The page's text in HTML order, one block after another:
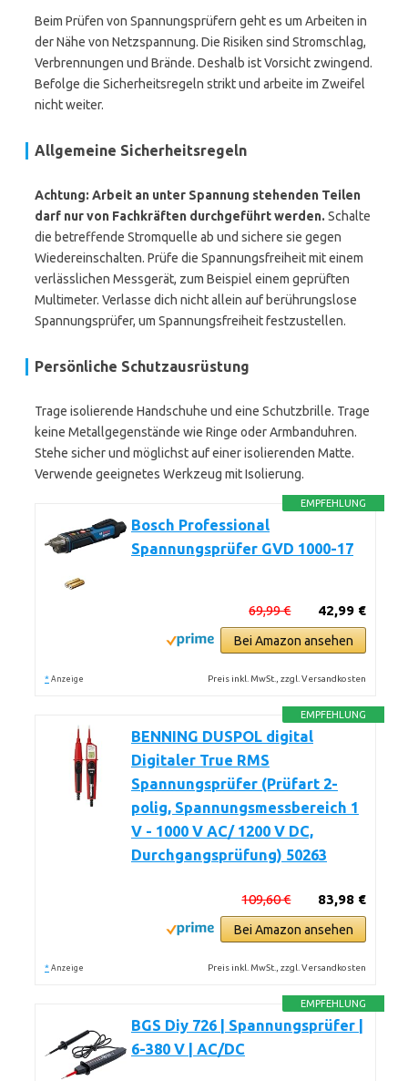
Beim Prüfen von Spannungsprüfern geht es um Arbeiten in
der Nähe von Netzspannung. Die Risiken sind Stromschlag,
Verbrennungen und Brände. Deshalb ist Vorsicht zwingend.
Befolge die Sicherheitsregeln strikt und arbeite im Zweifel
nicht weiter.
Allgemeine Sicherheitsregeln
Achtung: Arbeit an unter Spannung stehenden Teilen
darf nur von Fachkräften durchgeführt werden. Schalte
die betreffende Stromquelle ab und sichere sie gegen
Wiedereinschalten. Prüfe die Spannungsfreiheit mit einem
verlässlichen Messgerät, zum Beispiel einem geprüften
Multimeter. Verlasse dich nicht allein auf berührungslose
Spannungsprüfer, um Spannungsfreiheit festzustellen.
Persönliche Schutzausrüstung
Trage isolierende Handschuhe und eine Schutzbrille. Trage
keine Metallgegenstände wie Ringe oder Armbanduhren.
Stehe sicher und möglichst auf einer isolierenden Matte.
Verwende geeignetes Werkzeug mit Isolierung.
EMPFEHLUNG
Bosch Professional
Spannungsprüfer GVD 1000-17
42,99 €
69,99 €
Bei Amazon ansehen
* Anzeige Preis inkl. MwSt., zzgl. Versandkosten
EMPFEHLUNG
BENNING DUSPOL digital
Digitaler True RMS
Spannungsprüfer (Prüfart 2-
polig, Spannungsmessbereich 1
V - 1000 V AC/ 1200 V DC,
Durchgangsprüfung) 50263
83,98 €
109,60 €
Bei Amazon ansehen
* Anzeige Preis inkl. MwSt., zzgl. Versandkosten
EMPFEHLUNG
BGS Diy 726 | Spannungsprüfer |
6-380 V | AC/DC